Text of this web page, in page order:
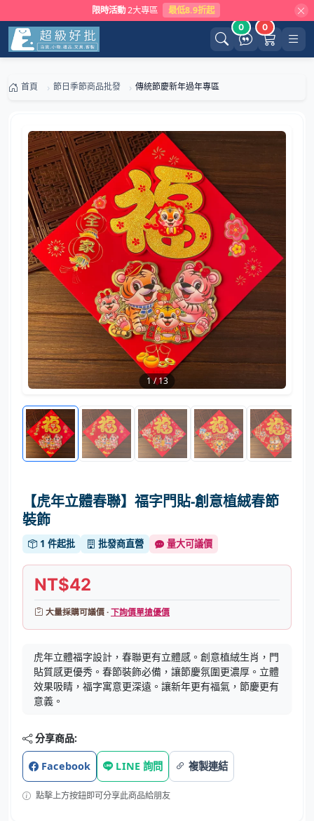
限時活動 2大專區 最低8.9折起
0 0
首頁 節日季節商品批發 傳統節慶新年過年專區
1/13
【虎年立體春聯】福字門貼-創意植絨春節
裝飾
1 件起批 批發商直營 量大可議價
NT$42
大量採購可議價 ·下詢價單搶優價
虎年立體福字設計，春聯更有立體感。創意植絨生肖，門
貼質感更優秀。春節裝飾必備，讓節慶氛圍更濃厚。立體
效果吸睛，福字寓意更深遠。讓新年更有福氣，節慶更有
意義。
分享商品:
Facebook LINE 詢問 複製連結
點擊上方按鈕即可分享此商品給朋友